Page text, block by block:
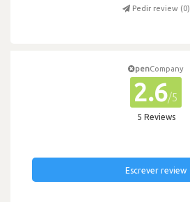
Pedir review (0)
penCompany
2.6/5
5 Reviews
Escrever review